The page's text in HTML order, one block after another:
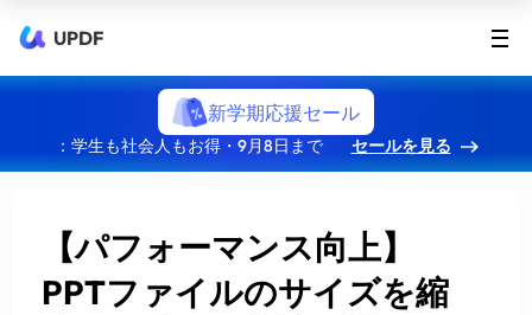
UPDF
新学期応援セール
：学生も社会人もお得・9月8日まで セールを見る
【パフォーマンス向上】
PPTファイルのサイズを縮